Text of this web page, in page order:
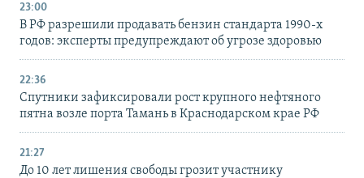
23:00
В РФ разрешили продавать бензин стандарта 1990-х
годов: эксперты предупреждают об угрозе здоровью
22:36
Спутники зафиксировали рост крупного нефтяного
пятна возле порта Тамань в Краснодарском крае РФ
21:27
До 10 лет лишения свободы грозит участнику